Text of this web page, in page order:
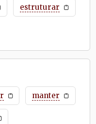
estruturar
manter